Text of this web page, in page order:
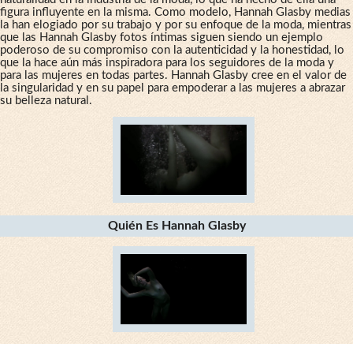
figura influyente en la misma. Como modelo, Hannah Glasby medias
la han elogiado por su trabajo y por su enfoque de la moda, mientras
que las Hannah Glasby fotos íntimas siguen siendo un ejemplo
poderoso de su compromiso con la autenticidad y la honestidad, lo
que la hace aún más inspiradora para los seguidores de la moda y
para las mujeres en todas partes. Hannah Glasby cree en el valor de
la singularidad y en su papel para empoderar a las mujeres a abrazar
su belleza natural.
Quién Es Hannah Glasby